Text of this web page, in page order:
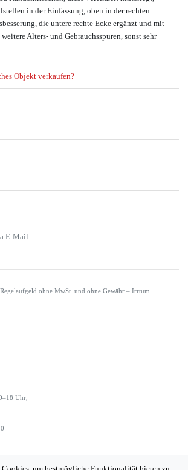
in der Einfassung, oben in der rechten
die untere rechte Ecke ergänzt und mit
Alters- und Gebrauchsspuren, sonst sehr
Objekt verkaufen?
E-Mail
ohne MwSt. und ohne Gewähr – Irrtum
Uhr,